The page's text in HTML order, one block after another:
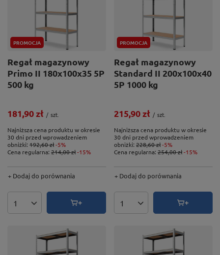
PROMOCJA
Regał magazynowy
Primo II 180x100x35 5P
500 kg
181,90 zł / szt.
Najniższa cena produktu w okresie
30 dni przed wprowadzeniem
obniżki: 192,60 zł-5%
Cena regularna: 214,00 zł-15%
+ Dodaj do porównania
Ilość produktów
PROMOCJA
Regał magazynowy
Standard II 200x100x40
5P 1000 kg
215,90 zł / szt.
Najniższa cena produktu w okresie
30 dni przed wprowadzeniem
obniżki: 228,60 zł-5%
Cena regularna: 254,00 zł-15%
+ Dodaj do porównania
Ilość produktów